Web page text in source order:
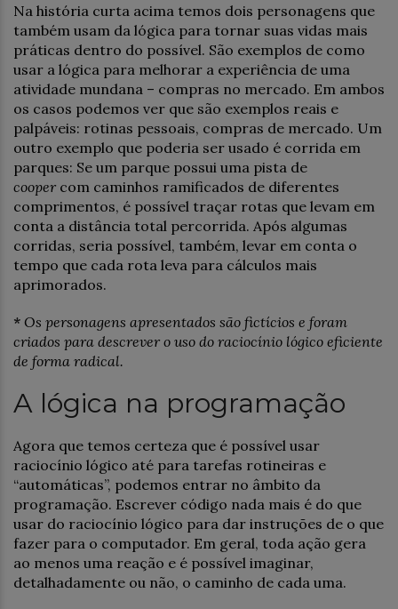
Na história curta acima temos dois personagens que
também usam da lógica para tornar suas vidas mais
práticas dentro do possível. São exemplos de como
usar a lógica para melhorar a experiência de uma
atividade mundana – compras no mercado. Em ambos
os casos podemos ver que são exemplos reais e
palpáveis: rotinas pessoais, compras de mercado. Um
outro exemplo que poderia ser usado é corrida em
parques: Se um parque possui uma pista de
cooper com caminhos ramificados de diferentes
comprimentos, é possível traçar rotas que levam em
conta a distância total percorrida. Após algumas
corridas, seria possível, também, levar em conta o
tempo que cada rota leva para cálculos mais
aprimorados.
* Os personagens apresentados são fictícios e foram
criados para descrever o uso do raciocínio lógico eficiente
de forma radical.
A lógica na programação
Agora que temos certeza que é possível usar
raciocínio lógico até para tarefas rotineiras e
“automáticas”, podemos entrar no âmbito da
programação. Escrever código nada mais é do que
usar do raciocínio lógico para dar instruções de o que
fazer para o computador. Em geral, toda ação gera
ao menos uma reação e é possível imaginar,
detalhadamente ou não, o caminho de cada uma.